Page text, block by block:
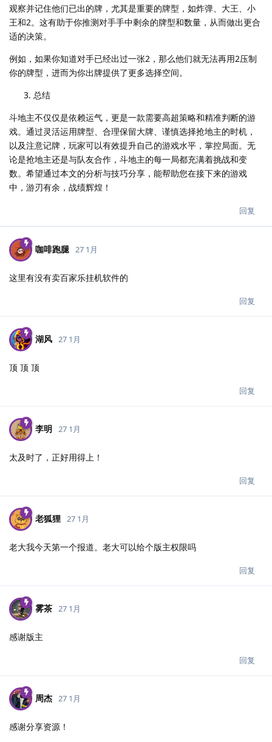
观察并记住他们已出的牌，尤其是重要的牌型，如炸弹、大王、小
王和2。这有助于你推测对手手中剩余的牌型和数量，从而做出更合
适的决策。
例如，如果你知道对手已经出过一张2，那么他们就无法再用2压制
你的牌型，进而为你出牌提供了更多选择空间。
总结
斗地主不仅仅是依赖运气，更是一款需要高超策略和精准判断的游
戏。通过灵活运用牌型、合理保留大牌、谨慎选择抢地主的时机，
以及注意记牌，玩家可以有效提升自己的游戏水平，掌控局面。无
论是抢地主还是与队友合作，斗地主的每一局都充满着挑战和变
数。希望通过本文的分析与技巧分享，能帮助您在接下来的游戏
中，游刃有余，战绩辉煌！
回复
咖啡跑腿 27 1月
这里有没有卖百家乐挂机软件的
回复
湖风 27 1月
顶 顶 顶
回复
李明 27 1月
太及时了，正好用得上！
回复
老狐狸 27 1月
老大我今天第一个报道。老大可以给个版主权限吗
回复
雾茶 27 1月
感谢版主
回复
周杰 27 1月
感谢分享资源！